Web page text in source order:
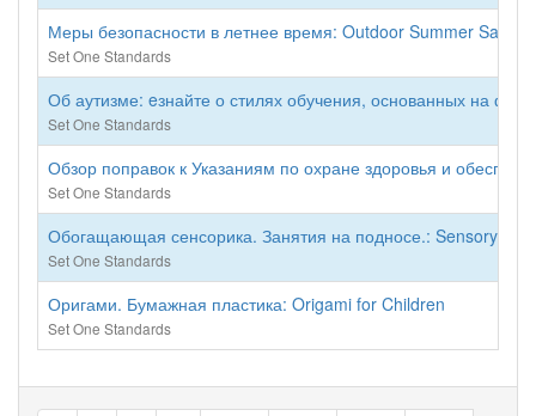
Меры безопасности в летнее время: Outdoor Summer Safety
Set One Standards
Об аутизме: eзнайте о стилях обучения, основанных на
Set One Standards
Обзор поправок к Указаниям по охране здоровья и
Set One Standards
Обогащающая сенсорика. Занятия на подносе.: Sensory-
Set One Standards
Оригами. Бумажная пластика: Origami for Children
Set One Standards